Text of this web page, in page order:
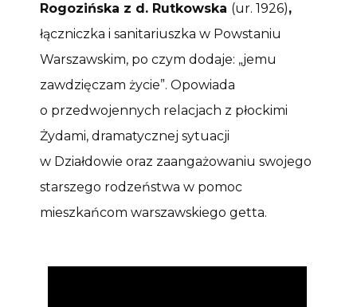
Rogozińska z d. Rutkowska (ur. 1926),
łączniczka i sanitariuszka w Powstaniu
Warszawskim, po czym dodaje: „jemu
zawdzięczam życie”. Opowiada
o przedwojennych relacjach z płockimi
Żydami, dramatycznej sytuacji
w Działdowie oraz zaangażowaniu swojego
starszego rodzeństwa w pomoc
mieszkańcom warszawskiego getta.